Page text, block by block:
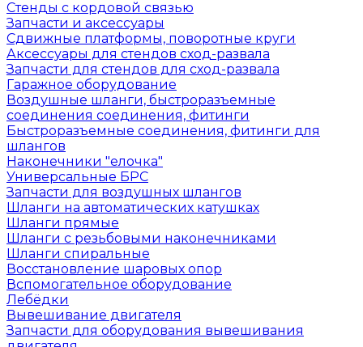
Стенды с кордовой связью
Запчасти и аксессуары
Сдвижные платформы, поворотные круги
Аксессуары для стендов сход-развала
Запчасти для стендов для сход-развала
Гаражное оборудование
Воздушные шланги, быстроразъемные
соединения соединения, фитинги
Быстроразъемные соединения, фитинги для
шлангов
Наконечники "елочка"
Универсальные БРС
Запчасти для воздушных шлангов
Шланги на автоматических катушках
Шланги прямые
Шланги с резьбовыми наконечниками
Шланги спиральные
Восстановление шаровых опор
Вспомогательное оборудование
Лебёдки
Вывешивание двигателя
Запчасти для оборудования вывешивания